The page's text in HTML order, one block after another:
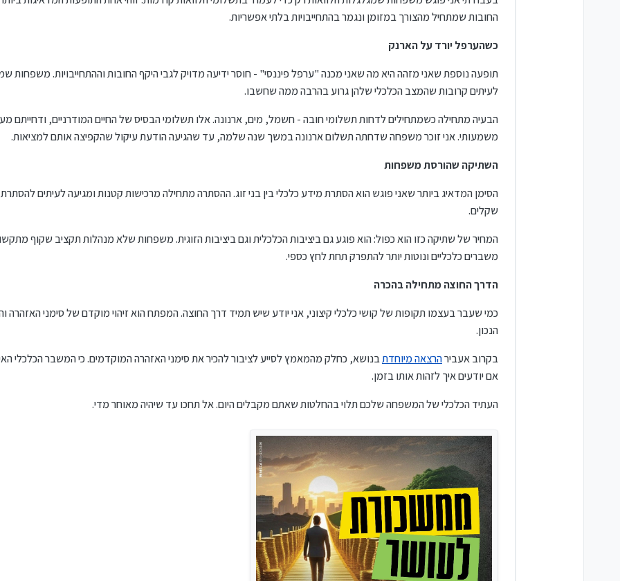
החובות שמתחיל מהצורך במזומן ונגמר בהתחייבויות בלתי אפשריות.
כשהערפל יורד על הארנק
תופעה נוספת שאני מזהה היא מה שאני מכנה "ערפל פיננסי" - חוסר ידיעה מדויק לגבי היקף החובות וההתחייבויות. משפחות
לעיתים קרובות שהמצב הכלכלי שלהן גרוע בהרבה ממה שחשבו.
הבעיה מתחילה כשמתחילים לדחות תשלומי חובה - חשמל, מים, ארנונה. אלו תשלומי הבסיס של החיים המודרניים, ודחייתם
משמעותי. אני זוכר משפחה שדחתה תשלום ארנונה במשך שנה שלמה, עד שהגיעה הודעת עיקול שהקפיצה אותם למציאות.
השתיקה שהורסת משפחות
הסימן המדאיג ביותר שאני פוגש הוא הסתרת מידע כלכלי בין בני זוג. ההסתרה מתחילה מרכישות קטנות ומגיעה לעיתים
שקלים.
המחיר של שתיקה כזו הוא כפול: הוא פוגע גם ביציבות הכלכלית וגם ביציבות הזוגית. משפחות שלא מנהלות תקציב שקוף
משברים כלכליים ונוטות יותר להתפרק תחת לחץ כספי.
הדרך החוצה מתחילה בהכרה
כמי שעבר בעצמו תקופות של קושי כלכלי קיצוני, אני יודע שיש תמיד דרך החוצה. המפתח הוא זיהוי מוקדם של סימני האזהרה
הנכון.
בקרוב אעבירהרצאה מיוחדתבנושא, כחלק מהמאמץ לסייע לציבור להכיר את סימני האזהרה המוקדמים. כי המשבר הכלכלי
אם יודעים איך לזהות אותו בזמן.
העתיד הכלכלי של המשפחה שלכם תלוי בהחלטות שאתם מקבלים היום. אל תחכו עד שיהיה מאוחר מדי.